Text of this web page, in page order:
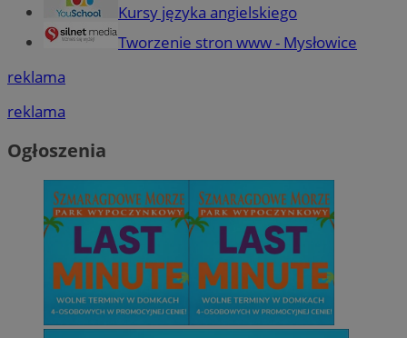
Kursy języka angielskiego
Tworzenie stron www - Mysłowice
reklama
reklama
Ogłoszenia